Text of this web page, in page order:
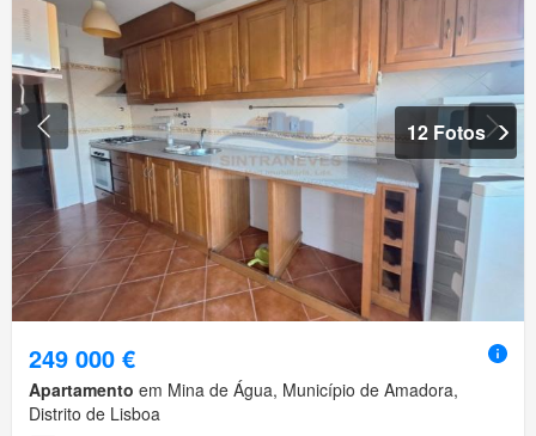
12 Fotos
249 000 €
Apartamento em Mina de Água, Município de Amadora,
Distrito de Lisboa